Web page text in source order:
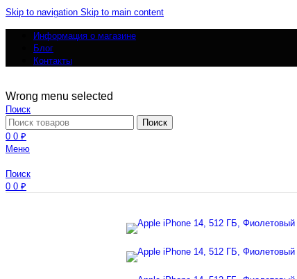
Skip to navigation Skip to main content
Информация о магазине
Блог
Контакты
Wrong menu selected
Поиск
Поиск
0 0 ₽
Меню
Поиск
0 0 ₽